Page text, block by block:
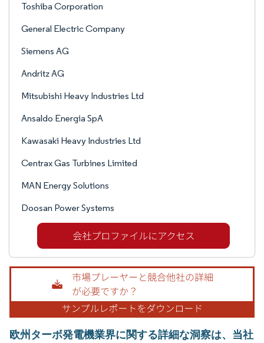
Toshiba Corporation
General Electric Company
Siemens AG
Andritz AG
Mitsubishi Heavy Industries Ltd
Ansaldo Energia SpA
Kawasaki Heavy Industries Ltd
Centrax Gas Turbines Limited
MAN Energy Solutions
Doosan Power Systems
欧州ターボ発電機業界に関する詳細な洞察は、当社